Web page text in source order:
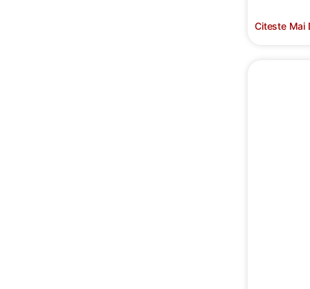
Citeste Mai